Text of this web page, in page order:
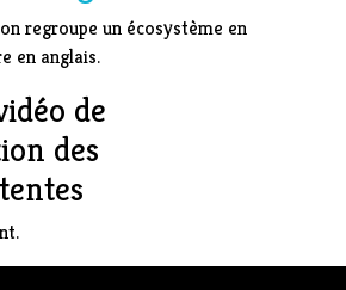
regroupe un écosystème en
en anglais.
de
des